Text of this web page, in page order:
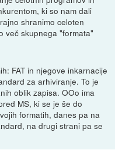
ki so nam dali
shranimo celoten
več skupnega "formata"
FAT in njegove inkarnacije
za arhiviranje. To je
oblik zapisa. OOo ima
MS, ki se je še do
formatih, danes pa na
na drugi strani pa se